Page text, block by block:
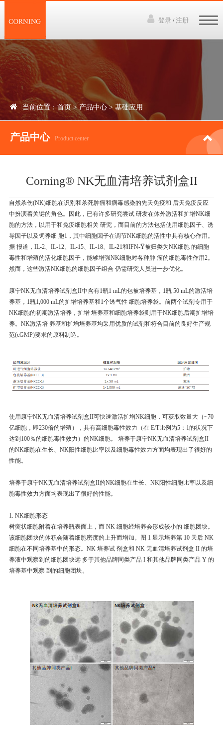
登录 /注册
产品中心
下载资料
讲座视频
联系我们
当前位置：首页>产品中心> 基础应用
产品中心 Product center
Corning® NK无血清培养试剂盒II
自然杀伤(NK)细胞在识别和杀死肿瘤和病毒感染的先天免疫和 后天免疫反应
中扮演着关键的角色。因此，已有许多研究尝试 研发在体外激活和扩增NK细
胞的方法，以用于和免疫细胞相关 研究，而目前的方法包括使用细胞因子、诱
导因子以及饲养细 胞1，其中细胞因子在调节NK细胞的活性中具有核心作用。
据 报道，IL-2、IL-12、IL-15、IL-18、IL-21和IFN-Ϋ被归类为NK细胞 的细胞
毒性和增殖的活化细胞因子，能够增强NK细胞对各种肿 瘤的细胞毒性作用2。
然而，这些激活NK细胞的细胞因子组合 仍需研究人员进一步优化。
康宁NK无血清培养试剂盒II中含有1瓶1 mL的包被培养基，1瓶 50 mL的激活培
养基，1瓶1,000 mL的扩增培养基和1个透气性 细胞培养袋。前两个试剂专用于
NK细胞的初期激活培养，扩增 培养基和细胞培养袋则用于NK细胞后期扩增培
养。NK激活培 养基和扩增培养基均采用优质的试剂和符合目前的良好生产规
范(cGMP)要求的原料制造。
使用康宁NK无血清培养试剂盒II可快速激活扩增NK细胞，可获取数量大（~70
亿细胞，即230倍的增殖），具有高细胞毒性效力（在 E/T比例为5：1的状况下
达到100％的细胞毒性效力）的NK细胞。 培养于康宁NK无血清培养试剂盒II
的NK细胞在生长、NK阳性细胞比率以及细胞毒性效力方面均表现出了很好的
性能。
培养于康宁NK无血清培养试剂盒II的NK细胞在生长、NK阳性细胞比率以及细
胞毒性效力方面均表现出了很好的性能。
1. NK细胞形态
树突状细胞附着在培养瓶表面上，而 NK 细胞经培养会形成较小的 细胞团块。
该细胞团块的体积会随着细胞密度的上升而增加。图 1 显示培养第 10 天后 NK
细胞在不同培养基中的形态。NK 培养试 剂盒和 NK 无血清培养试剂盒 II 的培
养液中观察到的细胞团块远 多于其他品牌同类产品 I 和其他品牌同类产品 Y 的
培养基中观察 到的细胞团块。